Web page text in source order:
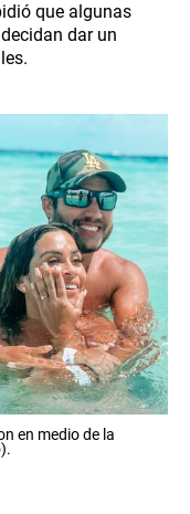
que algunas
dar un
en medio de la